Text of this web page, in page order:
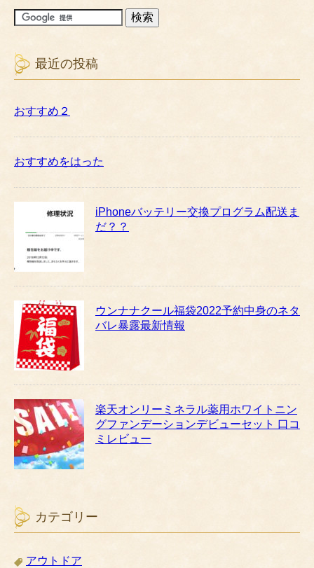
最近の投稿
おすすめ２
おすすめをはった
iPhoneバッテリー交換プログラム配送ま
だ？？
ウンナナクール福袋2022予約中身のネタ
バレ暴露最新情報
楽天オンリーミネラル薬用ホワイトニン
グファンデーションデビューセット 口コ
ミレビュー
カテゴリー
アウトドア